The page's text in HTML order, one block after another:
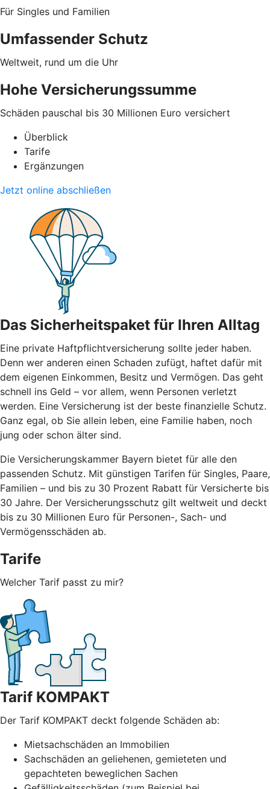
Für Singles und Familien
Umfassender Schutz
Weltweit, rund um die Uhr
Hohe Versicherungssumme
Schäden pauschal bis 30 Millionen Euro versichert
Überblick
Tarife
Ergänzungen
Jetzt online abschließen
Das Sicherheitspaket für Ihren Alltag
Eine private Haftpflichtversicherung sollte jeder haben.
Denn wer anderen einen Schaden zufügt, haftet dafür mit
dem eigenen Einkommen, Besitz und Vermögen. Das geht
schnell ins Geld – vor allem, wenn Personen verletzt
werden. Eine Versicherung ist der beste finanzielle Schutz.
Ganz egal, ob Sie allein leben, eine Familie haben, noch
jung oder schon älter sind.
Die Versicherungskammer Bayern bietet für alle den
passenden Schutz. Mit günstigen Tarifen für Singles, Paare,
Familien – und bis zu 30 Prozent Rabatt für Versicherte bis
30 Jahre. Der Versicherungsschutz gilt weltweit und deckt
bis zu 30 Millionen Euro für Personen-, Sach- und
Vermögensschäden ab.
Tarife
Welcher Tarif passt zu mir?
Tarif KOMPAKT
Der Tarif KOMPAKT deckt folgende Schäden ab:
Mietsachschäden an Immobilien
Sachschäden an geliehenen, gemieteten und
gepachteten beweglichen Sachen